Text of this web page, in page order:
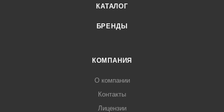
КАТАЛОГ
БРЕНДЫ
КОМПАНИЯ
О компании
Контакты
Лицензии